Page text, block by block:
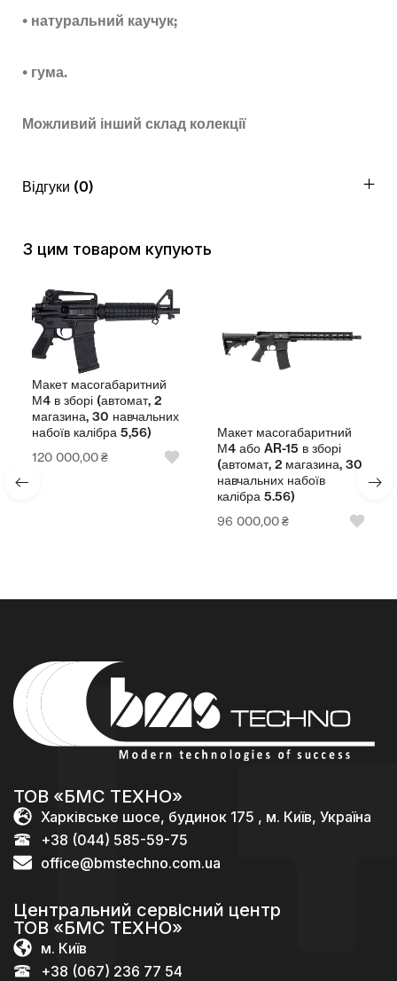
• натуральний каучук;
• гума.
Можливий інший склад колекції
Відгуки (0)
З цим товаром купують
Макет масогабаритний
М4 в зборі (автомат, 2
магазина, 30 навчальних
набоїв калібра 5,56)
120 000,00₴
Макет масогабаритний
М4 або AR-15 в зборі
(автомат, 2 магазина, 30
навчальних набоїв
калібра 5.56)
96 000,00₴
ТОВ «БМС ТЕХНО»
Харківське шосе, будинок 175 , м. Київ, Україна
+38 (044) 585-59-75
office@bmstechno.com.ua
Центральний сервісний центр
ТОВ «БМС ТЕХНО»
м. Київ
+38 (067) 236 77 54